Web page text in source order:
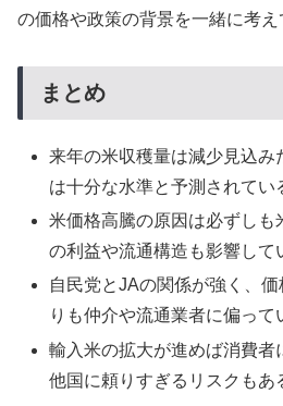
の価格や政策の背景を一緒に考え
まとめ
来年の米収穫量は減少見込み
は十分な水準と予測されてい
米価格高騰の原因は必ずしも
の利益や流通構造も影響して
自民党とJAの関係が強く、
りも仲介や流通業者に偏って
輸入米の拡大が進めば消費者
他国に頼りすぎるリスクもあ